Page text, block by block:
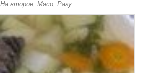
На второе, Мясо, Рагу